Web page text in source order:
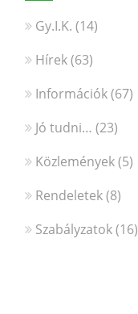
Gy.I.K. (14)
Hírek(63)
Információk(67)
Jó tudni… (23)
Közlemények(5)
Rendeletek(8)
Szabályzatok(16)